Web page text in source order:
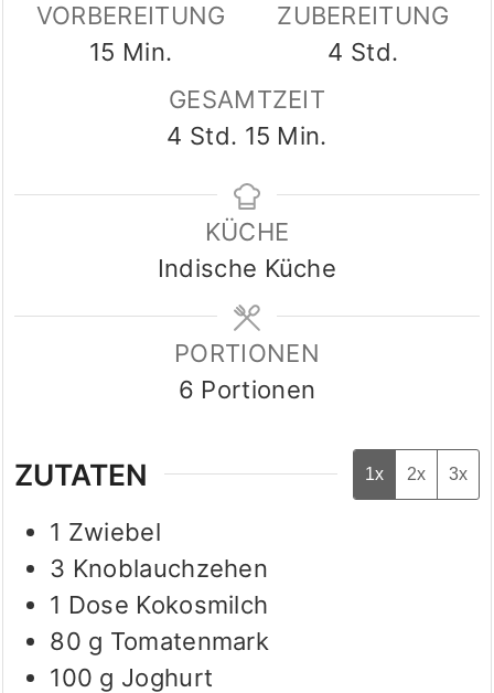
VORBEREITUNG
15 Minuten
Min.
ZUBEREITUNG
4 Stunden
Std.
GESAMTZEIT
4 Stunden
Std. 15 Minuten
Min.
KÜCHE
Indische Küche
PORTIONEN
6 Portionen
ZUTATEN 1x 2x 3x
1 Zwiebel
3 Knoblauchzehen
1 Dose Kokosmilch
80 g Tomatenmark
100 g Joghurt